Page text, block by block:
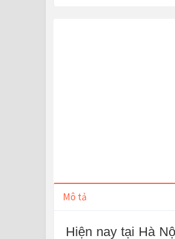
Mô tả
Hiện nay tại Hà